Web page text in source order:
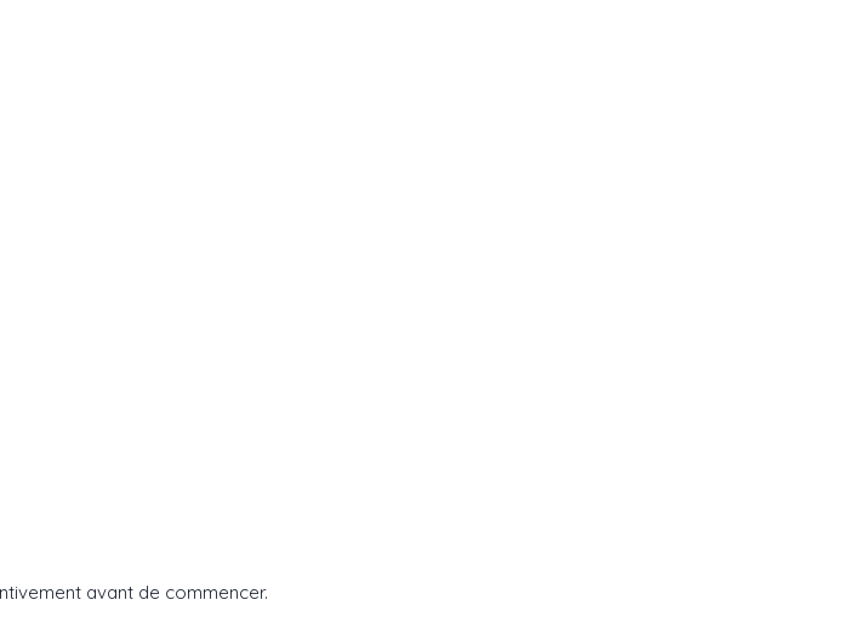
avant de commencer.